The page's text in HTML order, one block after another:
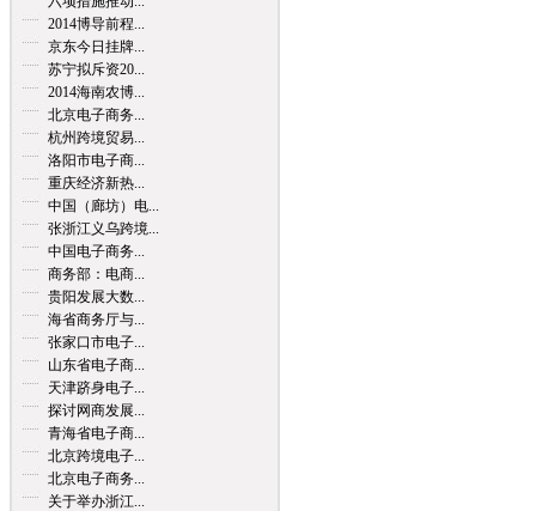
2014博导前程...
京东今日挂牌...
苏宁拟斥资20...
2014海南农博...
北京电子商务...
杭州跨境贸易...
洛阳市电子商...
重庆经济新热...
中国（廊坊）电...
张浙江义乌跨境...
中国电子商务...
商务部：电商...
贵阳发展大数...
海省商务厅与...
张家口市电子...
山东省电子商...
天津跻身电子...
探讨网商发展...
青海省电子商...
北京跨境电子...
北京电子商务...
关于举办浙江...